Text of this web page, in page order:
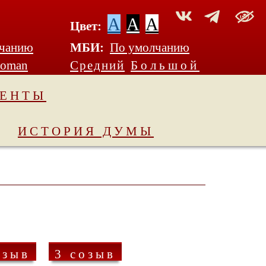
Цвет: A A A
МБИ: По умолчанию
Средний Большой
ИСТОРИЯ ДУМЫ
3 созыв